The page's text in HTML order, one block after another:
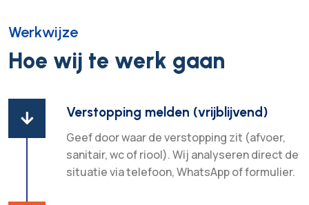
Werkwijze
Hoe wij te werk gaan
 Verstopping melden (vrijblijvend)
Geef door waar de verstopping zit (afvoer,
sanitair, wc of riool). Wij analyseren direct de
situatie via telefoon, WhatsApp of formulier.